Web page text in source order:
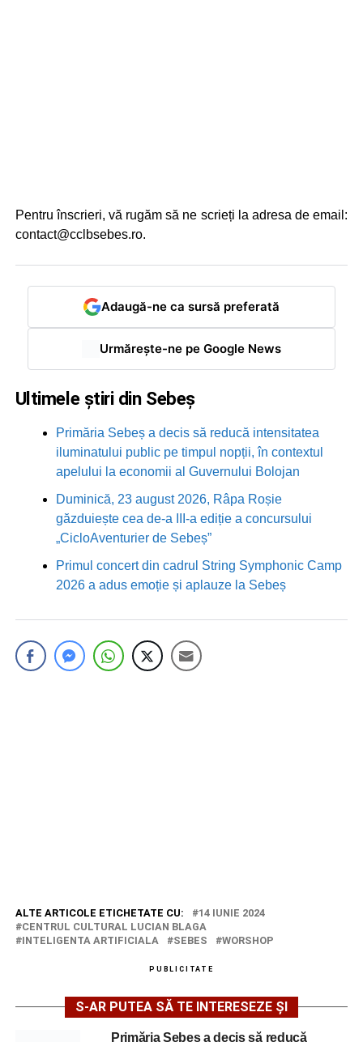
Pentru înscrieri, vă rugăm să ne scrieți la adresa de email:
contact@cclbsebes.ro.
Adaugă-ne ca sursă preferată
Urmărește-ne pe Google News
Ultimele știri din Sebeș
Primăria Sebeș a decis să reducă intensitatea
iluminatului public pe timpul nopții, în contextul
apelului la economii al Guvernului Bolojan
Duminică, 23 august 2026, Râpa Roșie
găzduiește cea de-a III-a ediție a concursului
„CicloAventurier de Sebeș”
Primul concert din cadrul String Symphonic Camp
2026 a adus emoție și aplauze la Sebeș
ALTE ARTICOLE ETICHETATE CU:
14 IUNIE 2024
CENTRUL CULTURAL LUCIAN BLAGA
INTELIGENTA ARTIFICIALA
SEBES WORSHOP
PUBLICITATE
S-AR PUTEA SĂ TE INTERESEZE ȘI
Primăria Sebeș a decis să reducă